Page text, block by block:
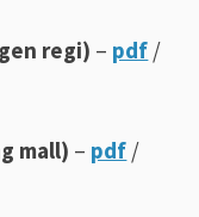
regi) – pdf /
mall) – pdf /